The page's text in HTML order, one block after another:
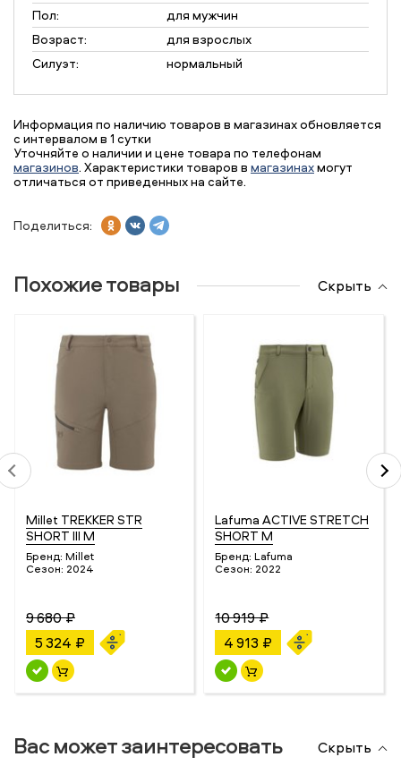
Пол:
для мужчин
Возраст:
для взрослых
Силуэт:
нормальный
Информация по наличию товаров в магазинах обновляется
с интервалом в 1 сутки
Уточняйте о наличии и цене товара по телефонам
магазинов. Характеристики товаров в магазинахмогут
отличаться от приведенных на сайте.
Поделиться:
Похожие товары Скрыть
Millet TREKKER STR
SHORT III M
Бренд: Millet
Сезон: 2024
9 680 ₽
5 324 ₽
Lafuma ACTIVE STRETCH
SHORT M
Бренд: Lafuma
Сезон: 2022
10 919 ₽
4 913 ₽
Вас может заинтересовать Скрыть